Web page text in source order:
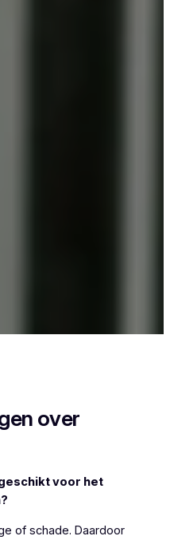
over
voor het
of schade. Daardoor